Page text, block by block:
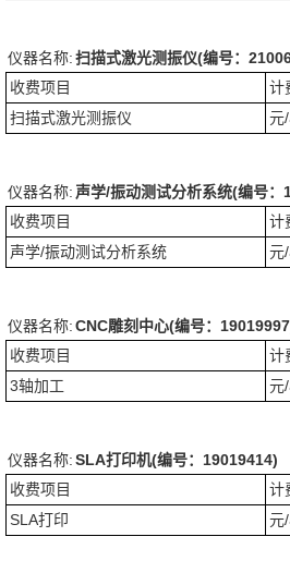
仪器名称:扫描式激光测振仪(编号：
收费项目
计
扫描式激光测振仪
元
仪器名称: 声学/振动测试分析系统(编号：
收费项目
计
声学/振动测试分析系统
元
仪器名称:CNC雕刻中心(编号：
收费项目
计
3轴加工
元
仪器名称:SLA打印机(编号：19019414)
收费项目
计
SLA打印
元